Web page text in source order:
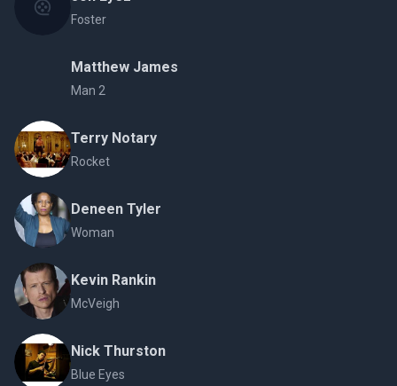
Foster
Matthew James
Man 2
Terry Notary
Rocket
Deneen Tyler
Woman
Kevin Rankin
McVeigh
Nick Thurston
Blue Eyes